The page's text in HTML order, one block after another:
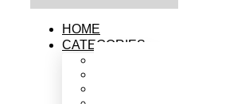
HOME
CATEGORIES